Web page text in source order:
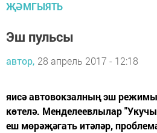
ҖӘМГЫЯТЬ
Эш пульсы
автор, 28 апрель 2017 - 12:18
яисә автовокзалның эш
көтелә. Менделеевлылар
еш мөрәҗәгать итәләр,